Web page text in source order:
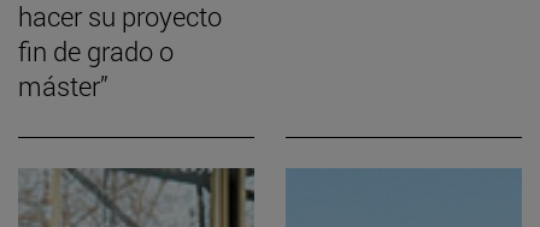
hacer su proyecto
fin de grado o
máster”